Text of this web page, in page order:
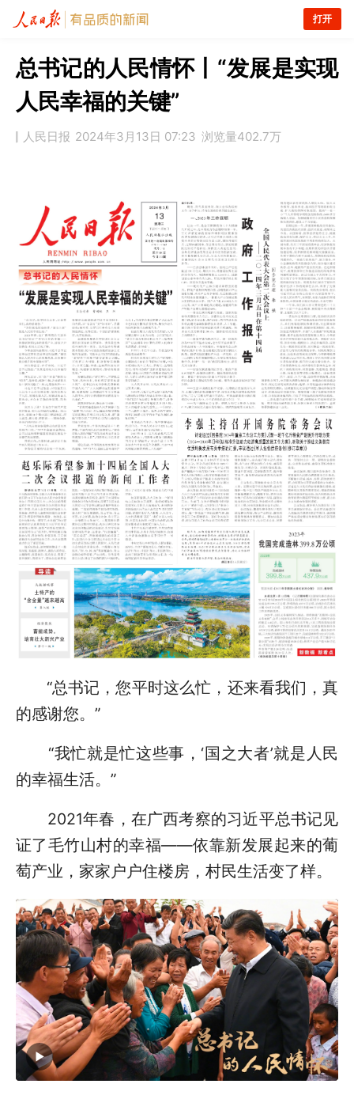
打开
总书记的人民情怀丨“发展是实现
人民幸福的关键”
人民日报 2024年3月13日 07:23 浏览量402.7万
“总书记，您平时这么忙，还来看我们，真
的感谢您。”
“我忙就是忙这些事，‘国之大者’就是人民
的幸福生活。”
2021年春，在广西考察的习近平总书记见
证了毛竹山村的幸福——依靠新发展起来的葡
萄产业，家家户户住楼房，村民生活变了样。